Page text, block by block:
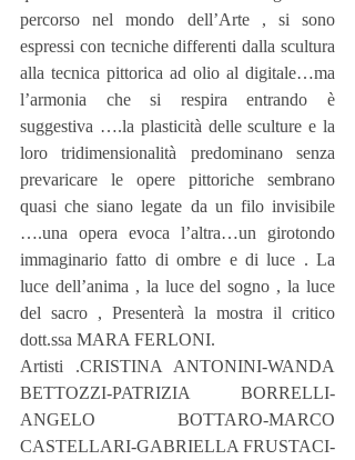
percorso nel mondo dell’Arte , si sono
espressi con tecniche differenti dalla scultura
alla tecnica pittorica ad olio al digitale…ma
l’armonia che si respira entrando è
suggestiva ….la plasticità delle sculture e la
loro tridimensionalità predominano senza
prevaricare le opere pittoriche sembrano
quasi che siano legate da un filo invisibile
….una opera evoca l’altra…un girotondo
immaginario fatto di ombre e di luce . La
luce dell’anima , la luce del sogno , la luce
del sacro , Presenterà la mostra il critico
dott.ssa MARA FERLONI.
Artisti .CRISTINA ANTONINI-WANDA
BETTOZZI-PATRIZIA BORRELLI-
ANGELO BOTTARO-MARCO
CASTELLARI-GABRIELLA FRUSTACI-